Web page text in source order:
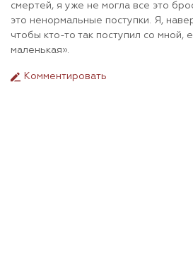
смертей, я уже не могла все это
это ненормальные поступки. Я,
чтобы кто-то так поступил со мной,
маленькая».
Комментировать